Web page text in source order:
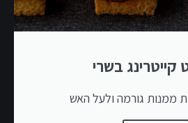
קייטרינג בשרי
ממנות גורמה ולעל האש